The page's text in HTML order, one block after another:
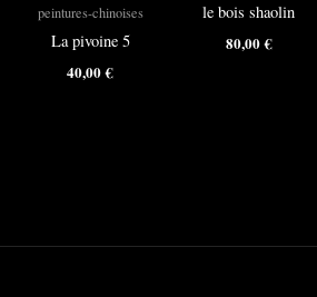
peintures-chinoises
La pivoine 5
40,00€
le bois shaolin
80,00€